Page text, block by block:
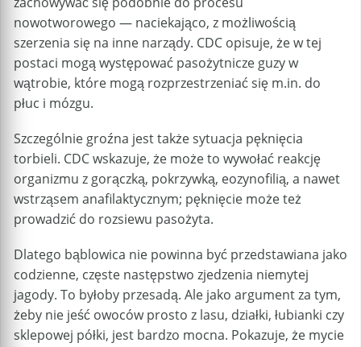
nowotworowego — naciekająco, z możliwością
szerzenia się na inne narządy. CDC opisuje, że w tej
postaci mogą występować pasożytnicze guzy w
wątrobie, które mogą rozprzestrzeniać się m.in. do
płuc i mózgu.
Szczególnie groźna jest także sytuacja pęknięcia
torbieli. CDC wskazuje, że może to wywołać reakcję
organizmu z gorączką, pokrzywką, eozynofilią, a nawet
wstrząsem anafilaktycznym; pęknięcie może też
prowadzić do rozsiewu pasożyta.
Dlatego bąblowica nie powinna być przedstawiana jako
codzienne, częste następstwo zjedzenia niemytej
jagody. To byłoby przesadą. Ale jako argument za tym,
żeby nie jeść owoców prosto z lasu, działki, łubianki czy
sklepowej półki, jest bardzo mocna. Pokazuje, że mycie